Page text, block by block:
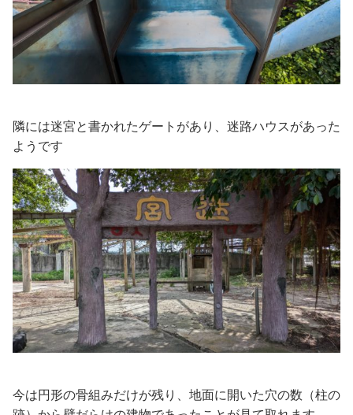
隣には迷宮と書かれたゲートがあり、迷路ハウスがあった
ようです
今は円形の骨組みだけが残り、地面に開いた穴の数（柱の